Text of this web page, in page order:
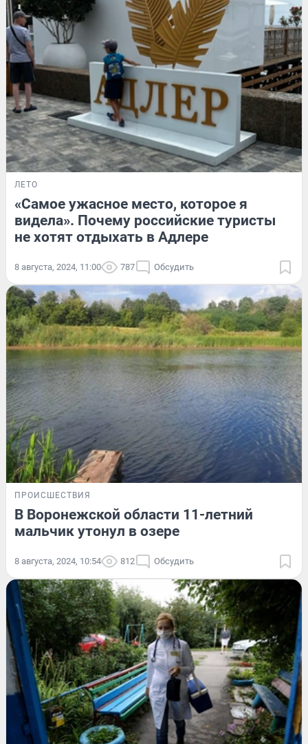
ЛЕТО
«Самое ужасное место, которое я
видела». Почему российские туристы
не хотят отдыхать в Адлере
8 августа, 2024, 11:00 787 Обсудить
ПРОИСШЕСТВИЯ
В Воронежской области 11-летний
мальчик утонул в озере
8 августа, 2024, 10:54 812 Обсудить